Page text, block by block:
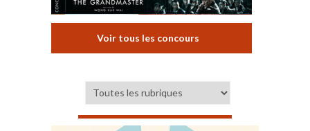
Voir tous les concours